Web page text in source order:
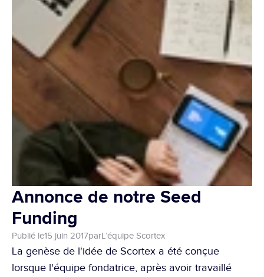
Annonce de notre Seed
Funding
Publié le15 juin 2017parL’équipe Scortex
La genèse de l'idée de Scortex a été conçue
lorsque l'équipe fondatrice, après avoir travaillé